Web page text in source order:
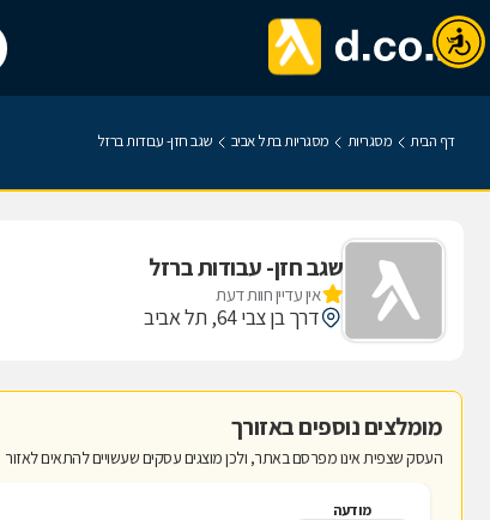
דף הבית מסגריות מסגריות בתל אביב שגב חזן- עבודות ברזל
שגב חזן- עבודות ברזל
אין עדיין חוות דעת
דרך בן צבי 64, תל אביב
מומלצים נוספים באזורך
העסק שצפית אינו מפרסם באתר, ולכן מוצגים עסקים שעשויים להתאים לאזור
מודעה